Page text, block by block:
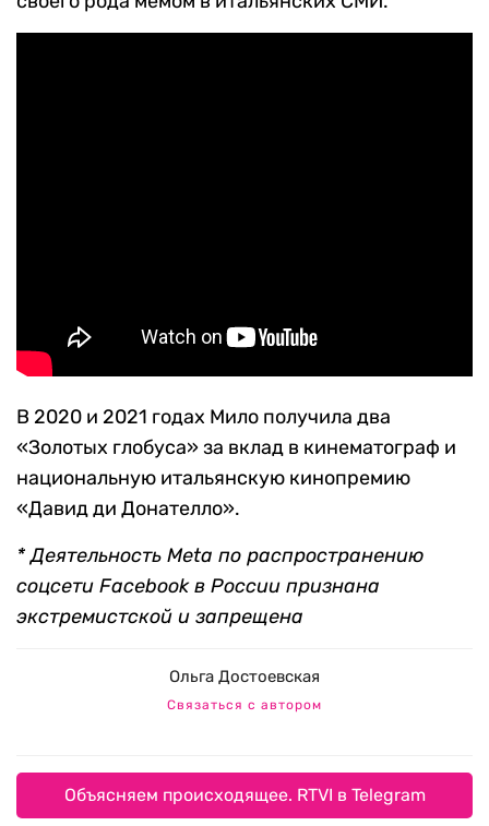
В 2020 и 2021 годах Мило получила два
«Золотых глобуса» за вклад в кинематограф и
национальную итальянскую кинопремию
«Давид ди Донателло».
* Деятельность Meta по распространению
соцсети Facebook в России признана
экстремистской и запрещена
Ольга Достоевская
Связаться с автором
Объясняем происходящее. RTVI в Telegram